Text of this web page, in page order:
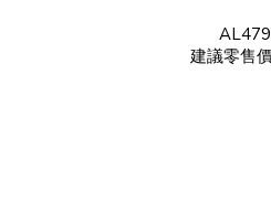
建議零售